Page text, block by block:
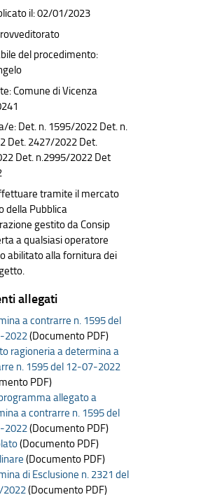
il: 02/01/2023
del procedimento:
Comune di Vicenza
e: Det. n. 1595/2022 Det. n.
Det. 2427/2022 Det.
Det. n.2995/2022 Det
tramite il mercato
della Pubblica
gestito da Consip
a qualsiasi operatore
abilitato alla fornitura dei
allegati
a contrarre n. 1595 del
2022 (Documento PDF)
ragioneria a determina a
n. 1595 del 12-07-2022
PDF)
allegato a
a contrarre n. 1595 del
2022 (Documento PDF)
(Documento PDF)
(Documento PDF)
di Esclusione n. 2321 del
(Documento PDF)